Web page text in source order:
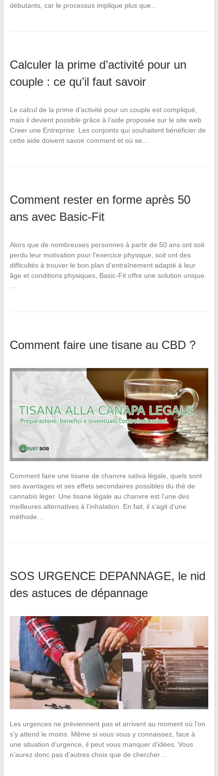
débutants, car le processus implique plus que…
Calculer la prime d’activité pour un
couple : ce qu’il faut savoir
Le calcul de la prime d’activité pour un couple est compliqué,
mais il devient possible grâce à l’aide proposée sur le site web
Creer une Entreprise. Les conjoints qui souhaitent bénéficier de
cette aide doivent savoir comment et où se…
Comment rester en forme après 50
ans avec Basic-Fit
Alors que de nombreuses personnes à partir de 50 ans ont soit
perdu leur motivation pour l’exercice physique, soit ont des
difficultés à trouver le bon plan d’entraînement adapté à leur
âge et conditions physiques, Basic-Fit offre une solution unique.
Comment faire une tisane au CBD ?
Comment faire une tisane de chanvre sativa légale, quels sont
ses avantages et ses effets secondaires possibles du thé de
cannabis léger. Une tisane légale au chanvre est l’une des
meilleures alternatives à l’inhalation. En fait, il s’agit d’une
méthode…
SOS URGENCE DEPANNAGE, le nid
des astuces de dépannage
Les urgences ne préviennent pas et arrivent au moment où l’on
s’y attend le moins. Même si vous vous y connaissez, face à
une situation d’urgence, il peut vous manquer d’idées. Vous
n’aurez donc pas d’autres choix que de chercher…